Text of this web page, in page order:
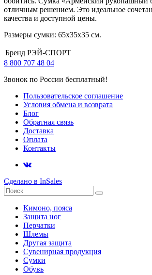
отличным решением. Это идеальное
качества и доступной цены.
Размеры сумки: 65х35х35 см.
Бренд РЭЙ-СПОРТ
8 800 707 48 04
Звонок по России бесплатный!
Пользовательское соглашение
Условия обмена и возврата
Блог
Обратная связь
Доставка
Оплата
Контакты
Сделано в InSales
Кимоно, пояса
Защита ног
Перчатки
Шлемы
Другая защита
Сувенирная продукция
Сумки
Обувь